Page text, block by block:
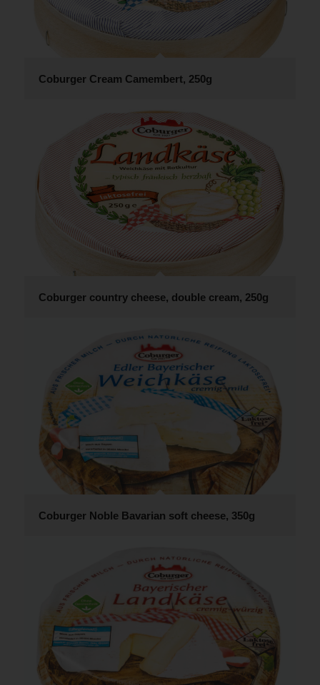
Coburger Cream Camembert, 250g
Coburger country cheese, double cream, 250g
Coburger Noble Bavarian soft cheese, 350g